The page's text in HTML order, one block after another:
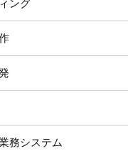
ング
務システム